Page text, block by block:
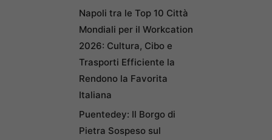
Napoli tra le Top 10 Città
Mondiali per il Workcation
2026: Cultura, Cibo e
Trasporti Efficiente la
Rendono la Favorita
Italiana
Puentedey: Il Borgo di
Pietra Sospeso sul